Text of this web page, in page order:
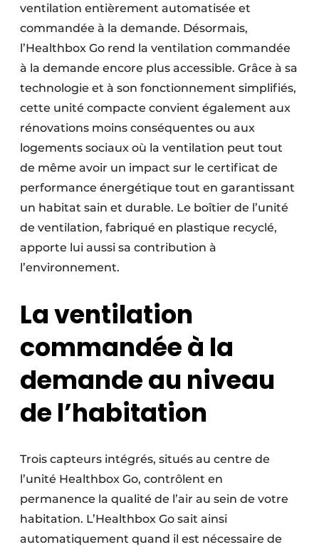
ventilation entièrement automatisée et
commandée à la demande. Désormais,
l’Healthbox Go rend la ventilation commandée
à la demande encore plus accessible. Grâce à sa
technologie et à son fonctionnement simplifiés,
cette unité compacte convient également aux
rénovations moins conséquentes ou aux
logements sociaux où la ventilation peut tout
de même avoir un impact sur le certificat de
performance énergétique tout en garantissant
un habitat sain et durable. Le boîtier de l’unité
de ventilation, fabriqué en plastique recyclé,
apporte lui aussi sa contribution à
l’environnement.
La ventilation
commandée à la
demande au niveau
de l’habitation
Trois capteurs intégrés, situés au centre de
l’unité Healthbox Go, contrôlent en
permanence la qualité de l’air au sein de votre
habitation. L’Healthbox Go sait ainsi
automatiquement quand il est nécessaire de